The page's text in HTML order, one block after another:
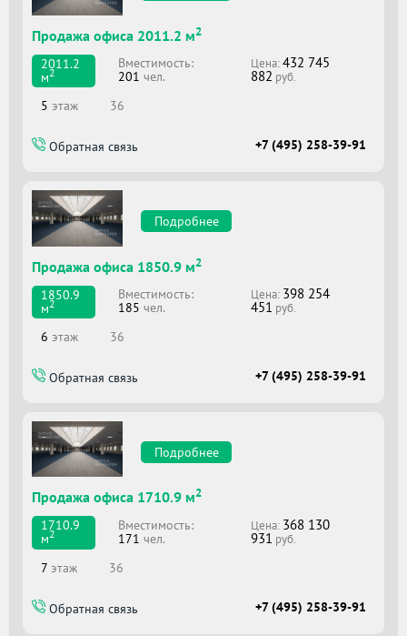
Продажа офиса 2011.2 м2
2011.2
м2
Вместимоcть:
201 чел.
Цена:432 745
882 руб.
5 этаж 36
Обратная связь +7 (495) 258-39-91
Подробнее
Продажа офиса 1850.9 м2
1850.9
м2
Вместимоcть:
185 чел.
Цена: 398 254
451 руб.
6 этаж 36
Обратная связь +7 (495) 258-39-91
Подробнее
Продажа офиса 1710.9 м2
1710.9
м2
Вместимоcть:
171 чел.
Цена: 368 130
931 руб.
7 этаж 36
Обратная связь +7 (495) 258-39-91